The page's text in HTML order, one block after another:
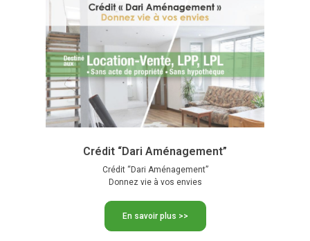
Crédit “Dari Aménagement”
Crédit “Dari Aménagement”
Donnez vie à vos envies
En savoir plus >>